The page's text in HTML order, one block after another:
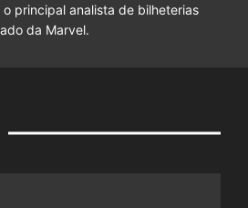
o principal analista de bilheterias
da Marvel.